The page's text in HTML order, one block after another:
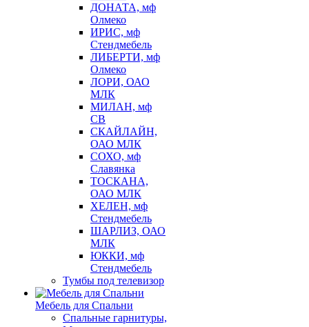
ДОНАТА, мф
Олмеко
ИРИС, мф
Стендмебель
ЛИБЕРТИ, мф
Олмеко
ЛОРИ, ОАО
МЛК
МИЛАН, мф
СВ
СКАЙЛАЙН,
ОАО МЛК
СОХО, мф
Славянка
ТОСКАНА,
ОАО МЛК
ХЕЛЕН, мф
Стендмебель
ШАРЛИЗ, ОАО
МЛК
ЮККИ, мф
Стендмебель
Тумбы под телевизор
Мебель для Спальни
Спальные гарнитуры,